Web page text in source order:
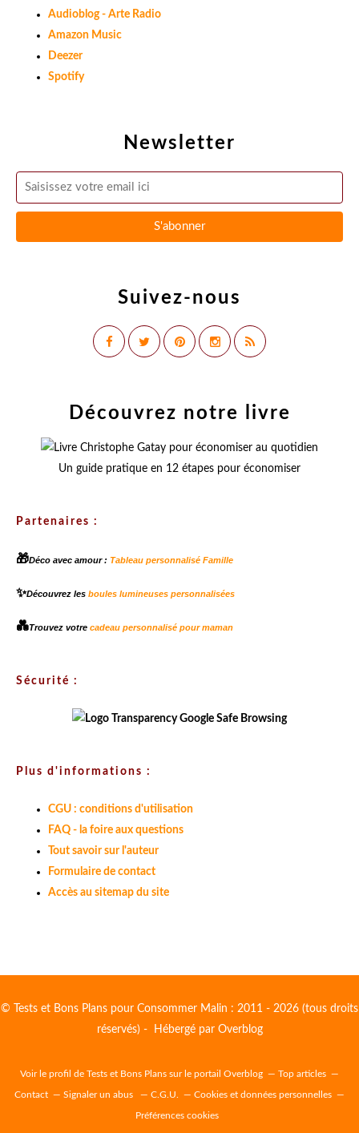
Newsletter
Suivez-nous
Audioblog - Arte Radio
Amazon Music
Deezer
Spotify
Découvrez notre livre
Un guide pratique en 12 étapes pour économiser
Partenaires :
🎁Déco avec amour : Tableau personnalisé Famille
✨Découvrez les boules lumineuses personnalisées
💑Trouvez votre cadeau personnalisé pour maman
Sécurité :
Plus d'informations :
CGU : conditions d'utilisation
FAQ - la foire aux questions
Tout savoir sur l'auteur
Formulaire de contact
Accès au sitemap du site
© Tests et Bons Plans pour Consommer Malin : 2011 - 2026 (tous droits
réservés) - Hébergé par Overblog
Voir le profil de Tests et Bons Plans sur le portail Overblog Top articles
Contact Signaler un abus C.G.U. Cookies et données personnelles
Préférences cookies